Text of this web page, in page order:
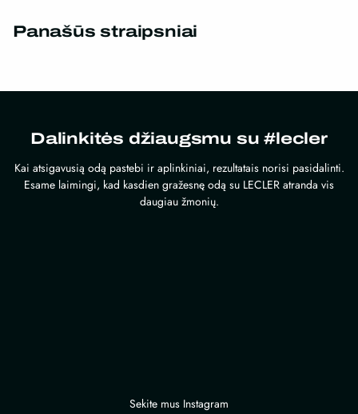
Panašūs straipsniai
Dalinkitės džiaugsmu su #lecler
Kai atsigavusią odą pastebi ir aplinkiniai, rezultatais norisi pasidalinti.
Esame laimingi, kad kasdien gražesnę odą su LECLER atranda vis
daugiau žmonių.
Sekite mus Instagram